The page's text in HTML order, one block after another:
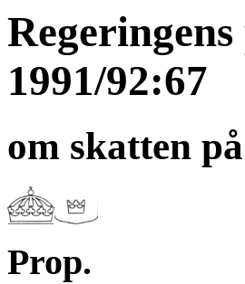
1991/92:67
om skatten
Prop.